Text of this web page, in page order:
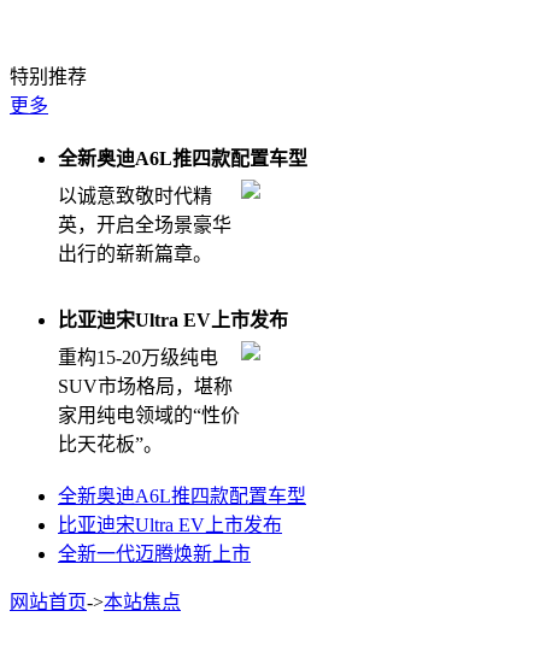
特别推荐
更多
全新奥迪A6L推四款配置车型
以诚意致敬时代精
英，开启全场景豪华
出行的崭新篇章。
比亚迪宋Ultra EV上市发布
重构15-20万级纯电
SUV市场格局，堪称
家用纯电领域的“性价
比天花板”。
全新奥迪A6L推四款配置车型
比亚迪宋Ultra EV上市发布
全新一代迈腾焕新上市
网站首页->本站焦点